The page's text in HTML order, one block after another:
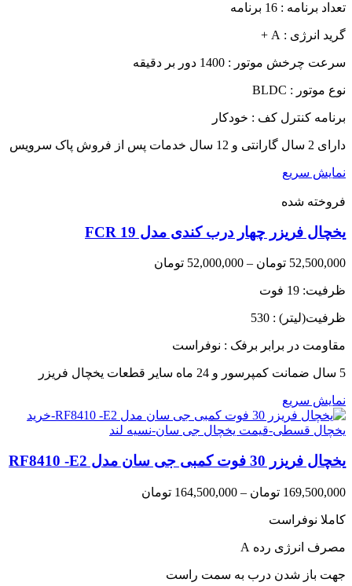
تعداد برنامه : 16 برنامه
گرید انرژی : A +
سرعت چرخش موتور : 1400 دور بر دقیقه
نوع موتور : BLDC
برنامه کنترل کف : خودکار
دارای 2 سال گارانتی و 12 سال خدمات پس از فروش پاک سرویس
نمایش سریع
فروخته شده
یخچال فریزر چهار درب کندی مدل FCR 19
52,500,000 تومان –
52,000,000 تومان
ظرفیت: 19 فوت
ظرفیت(لیتر) : 530
مقاومت در برابر برفک : نوفراست
5 سال ضمانت کمپرسور و 24 ماه سایر قطعات یخچال فریزر
نمایش سریع
یخچال فریزر 30 فوت کمبی جی سان مدل RF8410 -E2
169,500,000 تومان –
164,500,000 تومان
کاملا نوفراست
مصرف انرژی رده A
جهت باز شدن درب به سمت راست